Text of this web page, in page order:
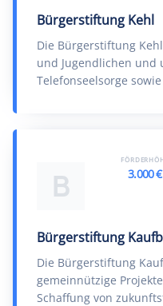
Bürgerstiftung Kehl
Die Bürgerstiftung
und Jugendlichen und
Telefonseelsorge
B
Bürgerstiftung
Die Bürgerstiftung
gemeinnützige
Schaffung von
3.000 €